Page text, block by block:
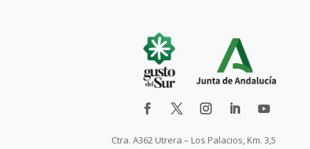
Ctra. A362 Utrera – Los Palacios, Km. 3,5